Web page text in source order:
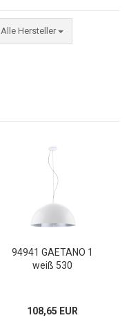
Alle Hersteller
94941 GAETANO 1
weiß 530
108,65 EUR